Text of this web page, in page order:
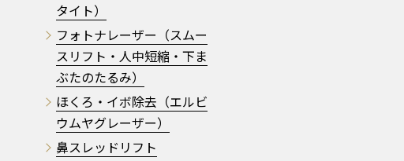
タイト）
フォトナレーザー（スムー
スリフト・人中短縮・下ま
ぶたのたるみ）
ほくろ・イボ除去（エルビ
ウムヤグレーザー）
鼻スレッドリフト